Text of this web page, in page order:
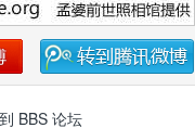
BBS 论坛